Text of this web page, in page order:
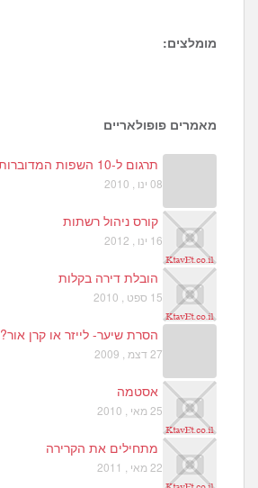
מומלצים:
מאמרים פופולאריים
תרגום ל-10 השפות המדוברות בעולם
08 ינו , 2010
קורס ניהול רשתות
16 ינו , 2012
הובלת דירה בקלות
15 ספט , 2010
הסרת שיער- לייזר או קרן אור?
27 דצמ , 2009
אסטמה
25 מאי , 2010
מתחילים את הקרירה
22 מאי , 2011